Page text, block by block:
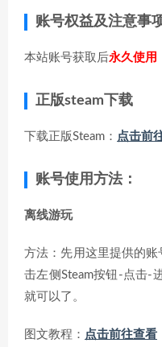
账号权益及注意事
本站账号获取后永久使用
正版steam下载
下载正版Steam： 点击前
账号使用方法：
离线游玩
方法：先用这里提供的账
击左侧Steam按钮-点击-
就可以了。
图文教程： 点击前往查看